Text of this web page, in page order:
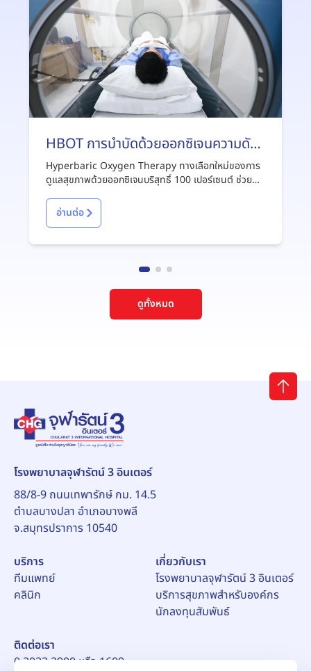
HBOT การบำบัดด้วยออกซิเจนความดัน
สูงสามารถช่วยรักษาโรคอะไรได้บ้าง
Hyperbaric Oxygen Therapy ทางเลือกใหม่ของการ
ดูแลสุขภาพด้วยออกซิเจนบริสุทธิ์ 100 เปอร์เซนต์ ช่วย
อ่านต่อ
ดูทั้งหมด
โรงพยาบาลจุฬารัตน์ 3 อินเตอร์
88/8-9 ถนนเทพารักษ์ กม. 14.5
ตำบลบางปลา อำเภอบางพลี
จ.สมุทรปราการ 10540
บริการ
ทีมแพทย์
คลินิก
เกี่ยวกับเรา
โรงพยาบาลจุฬารัตน์ 3 อินเตอร์
บริการสุขภาพสำหรับองค์กร
นักลงทุนสัมพันธ์
ติดต่อเรา
0 2033 2900 หรือ 1609